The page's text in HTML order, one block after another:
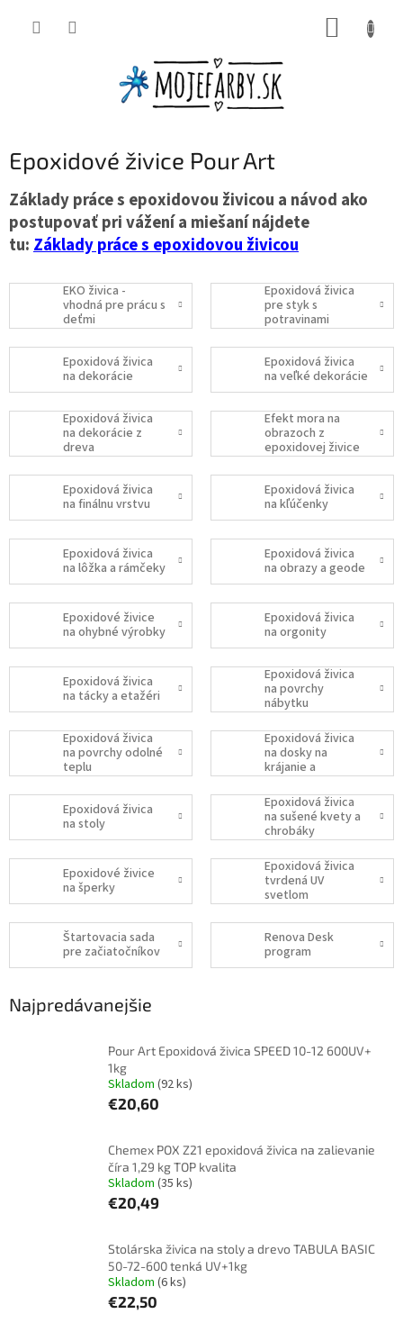
Epoxidové živice Pour Art
Základy práce s epoxidovou živicou a návod ako
postupovať pri vážení a miešaní nájdete
tu: Základy práce s epoxidovou živicou
EKO živica -
vhodná pre prácu s
deťmi
Epoxidová živica
pre styk s
potravinami
Epoxidová živica
na dekorácie
Epoxidová živica
na veľké dekorácie
Epoxidová živica
na dekorácie z
dreva
Efekt mora na
obrazoch z
epoxidovej živice
Epoxidová živica
na finálnu vrstvu
Epoxidová živica
na kľúčenky
Epoxidová živica
na lôžka a rámčeky
Epoxidová živica
na obrazy a geode
Epoxidové živice
na ohybné výrobky
Epoxidová živica
na orgonity
Epoxidová živica
na tácky a etažéri
Epoxidová živica
na povrchy
nábytku
Epoxidová živica
na povrchy odolné
teplu
Epoxidová živica
na dosky na
krájanie a
servírovanie
Epoxidová živica
na stoly
Epoxidová živica
na sušené kvety a
chrobáky
Epoxidové živice
na šperky
Epoxidová živica
tvrdená UV
svetlom
Štartovacia sada
pre začiatočníkov
Renova Desk
program
Najpredávanejšie
Pour Art Epoxidová živica SPEED 10-12 600UV+
1kg
Skladom (92 ks)
€20,60
Chemex POX Z21 epoxidová živica na zalievanie
číra 1,29 kg TOP kvalita
Skladom (35 ks)
€20,49
Stolárska živica na stoly a drevo TABULA BASIC
50-72-600 tenká UV+1kg
Skladom (6 ks)
€22,50